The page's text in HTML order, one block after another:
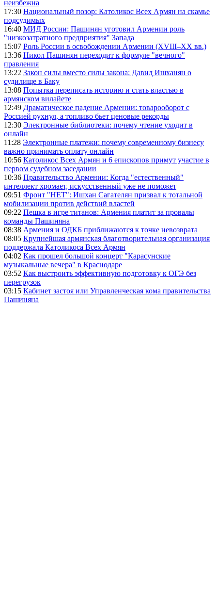
неизбежна
17:30 Национальный позор: Католикос Всех Армян на скамье
подсудимых
16:40 МИД России: Пашинян уготовил Армении роль
"низкозатратного предприятия" Запада
15:07 Роль России в освобождении Армении (XVIII–XX вв.)
13:36 Никол Пашинян переходит к формуле "вечного"
правления
13:22 Закон силы вместо силы закона: Давид Ишханян о
судилище в Баку
13:08 Попытка переписать историю и стать властью в
армянском вилайете
12:49 Драматическое падение Армении: товарооборот с
Россией рухнул, а топливо бьет ценовые рекорды
12:30 Электронные библиотеки: почему чтение уходит в
онлайн
11:28 Электронные платежи: почему современному бизнесу
важно принимать оплату онлайн
10:56 Католикос Всех Армян и 6 епископов примут участие в
первом судебном заседании
10:36 Правительство Армении: Когда "естественный"
интеллект хромает, искусственный уже не поможет
09:51 Фронт "НЕТ": Ишхан Сагателян призвал к тотальной
мобилизации против действий властей
09:22 Пешка в игре титанов: Армения платит за провалы
команды Пашиняна
08:38 Армения и ОДКБ приближаются к точке невозврата
08:05 Крупнейшая армянская благотворительная организация
поддержала Католикоса Всех Армян
04:02 Как прошел большой концерт "Карасунские
музыкальные вечера" в Краснодаре
03:52 Как выстроить эффективную подготовку к ОГЭ без
перегрузок
03:15 Кабинет застоя или Управленческая кома правительства
Пашиняна